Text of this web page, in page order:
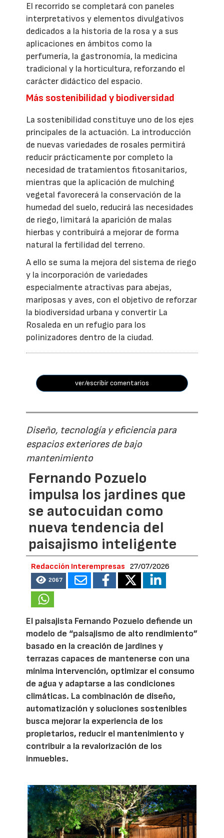
El recorrido se completará con paneles
interpretativos y elementos divulgativos
dedicados a la historia de la rosa y a sus
aplicaciones en ámbitos como la
perfumería, la gastronomía, la medicina
tradicional y la horticultura, reforzando el
carácter didáctico del espacio.
Más sostenibilidad y biodiversidad
La sostenibilidad constituye uno de los ejes
principales de la actuación. La introducción
de nuevas variedades de rosales permitirá
reducir prácticamente por completo la
necesidad de tratamientos fitosanitarios,
mientras que la aplicación de mulching
vegetal favorecerá la conservación de la
humedad del suelo, reducirá las necesidades
de riego, limitará la aparición de malas
hierbas y contribuirá a mejorar de forma
natural la fertilidad del terreno.
A ello se suma la mejora del sistema de riego
y la incorporación de variedades
especialmente atractivas para abejas,
mariposas y aves, con el objetivo de reforzar
la biodiversidad urbana y convertir La
Rosaleda en un refugio para los
polinizadores dentro de la ciudad.
ver/escribir comentarios
Diseño, tecnología y eficiencia para
espacios exteriores de bajo
mantenimiento
Fernando Pozuelo
impulsa los jardines que
se autocuidan como
nueva tendencia del
paisajismo inteligente
Redacción Interempresas 27/07/2026
2067
El paisajista Fernando Pozuelo defiende un
modelo de “paisajismo de alto rendimiento”
basado en la creación de jardines y
terrazas capaces de mantenerse con una
mínima intervención, optimizar el consumo
de agua y adaptarse a las condiciones
climáticas. La combinación de diseño,
automatización y soluciones sostenibles
busca mejorar la experiencia de los
propietarios, reducir el mantenimiento y
contribuir a la revalorización de los
inmuebles.